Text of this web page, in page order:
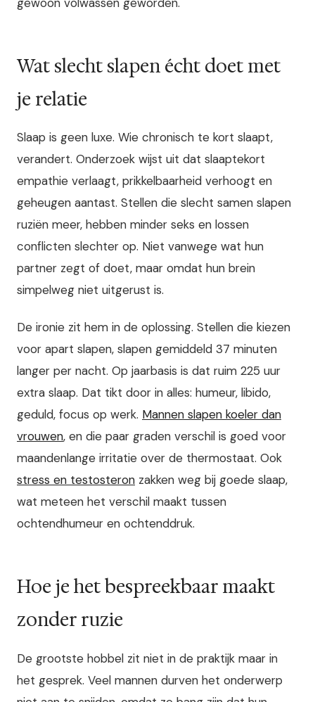
Wat slecht slapen écht doet met
je relatie
Slaap is geen luxe. Wie chronisch te kort slaapt,
verandert. Onderzoek wijst uit dat slaaptekort
empathie verlaagt, prikkelbaarheid verhoogt en
geheugen aantast. Stellen die slecht samen slapen
ruziën meer, hebben minder seks en lossen
conflicten slechter op. Niet vanwege wat hun
partner zegt of doet, maar omdat hun brein
simpelweg niet uitgerust is.
De ironie zit hem in de oplossing. Stellen die kiezen
voor apart slapen, slapen gemiddeld 37 minuten
langer per nacht. Op jaarbasis is dat ruim 225 uur
extra slaap. Dat tikt door in alles: humeur, libido,
geduld, focus op werk. Mannen slapen koeler dan
vrouwen, en die paar graden verschil is goed voor
maandenlange irritatie over de thermostaat. Ook
stress en testosteron zakken weg bij goede slaap,
wat meteen het verschil maakt tussen
ochtendhumeur en ochtenddruk.
Hoe je het bespreekbaar maakt
zonder ruzie
De grootste hobbel zit niet in de praktijk maar in
het gesprek. Veel mannen durven het onderwerp